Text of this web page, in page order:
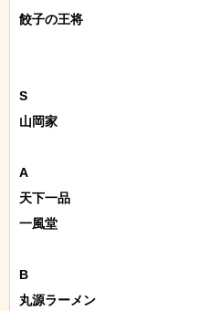
餃子の王将
S
山岡家
A
天下一品
一風堂
B
丸源ラーメン